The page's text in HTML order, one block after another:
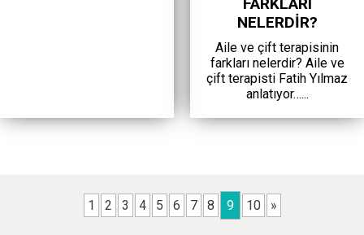
FARKLARI
NELERDIR?
Aile ve çift terapisinin
farkları nelerdir? Aile ve
çift terapisti Fatih Yılmaz
anlatıyor…...
1 2 3 4 5 6 7 8 9 10 »